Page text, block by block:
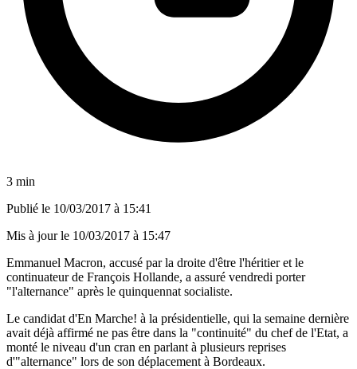
3 min
Publié le 10/03/2017 à 15:41
Mis à jour le 10/03/2017 à 15:47
Emmanuel Macron, accusé par la droite d'être l'héritier et le
continuateur de François Hollande, a assuré vendredi porter
"l'alternance" après le quinquennat socialiste.
Le candidat d'En Marche! à la présidentielle, qui la semaine dernière
avait déjà affirmé ne pas être dans la "continuité" du chef de l'Etat, a
monté le niveau d'un cran en parlant à plusieurs reprises
d'"alternance" lors de son déplacement à Bordeaux.